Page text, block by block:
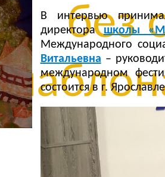
без
без
В интервью
директорашколы
Международного
Витальевна –
международном
состоится в г.